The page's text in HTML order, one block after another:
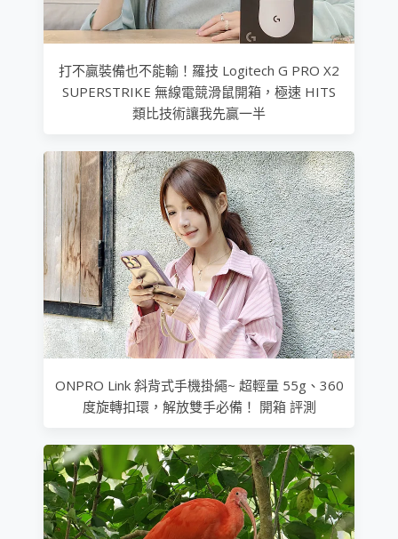
打不贏裝備也不能輸！羅技 Logitech G PRO X2
SUPERSTRIKE 無線電競滑鼠開箱，極速 HITS
類比技術讓我先贏一半
ONPRO Link 斜背式手機掛繩~ 超輕量 55g、360
度旋轉扣環，解放雙手必備！ 開箱 評測